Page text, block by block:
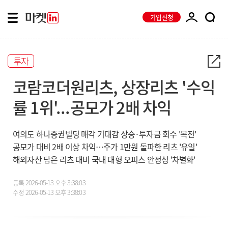
가입신청
투자
코람코더원리츠, 상장리츠 '수익
률 1위'...공모가 2배 차익
여의도 하나증권빌딩 매각 기대감 상승·투자금 회수 '목전'
공모가 대비 2배 이상 차익…주가 1만원 돌파한 리츠 '유일'
해외자산 담은 리츠 대비 국내 대형 오피스 안정성 '차별화'
등록2026-05-13 오후 3:38:03
수정 2026-05-13 오후 3:38:03